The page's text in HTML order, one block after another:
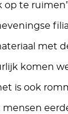
te
met
komen
is ook
mensen